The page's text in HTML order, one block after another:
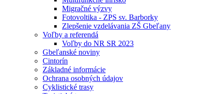
Migračné výzvy
Fotovoltika - ZPS sv. Barborky
Zlepšenie vzdelávania ZŠ Gbeľany
Voľby a referendá
Voľby do NR SR 2023
Gbeľanské noviny
Cintorín
Základné informácie
Ochrana osobných údajov
Cyklistické trasy